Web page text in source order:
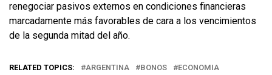
renegociar pasivos externos en condiciones financieras
marcadamente más favorables de cara a los vencimientos
de la segunda mitad del año.
RELATED TOPICS: ARGENTINA BONOS
ECONOMIA